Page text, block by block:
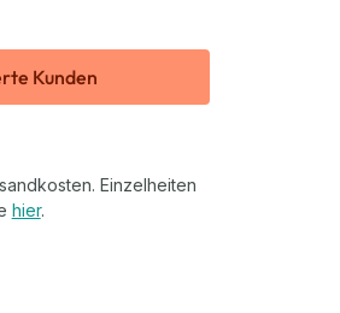
Kunden
Einzelheiten
hier.